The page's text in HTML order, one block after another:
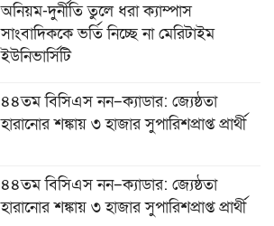
অনিয়ম-দুর্নীতি তুলে ধরা ক্যাম্পাস
সাংবাদিককে ভর্তি নিচ্ছে না মেরিটাইম
ইউনিভার্সিটি
৪৪তম বিসিএস নন–ক্যাডার: জ্যেষ্ঠতা
হারানোর শঙ্কায় ৩ হাজার সুপারিশপ্রাপ্ত প্রার্থী
৪৪তম বিসিএস নন–ক্যাডার: জ্যেষ্ঠতা
হারানোর শঙ্কায় ৩ হাজার সুপারিশপ্রাপ্ত প্রার্থী